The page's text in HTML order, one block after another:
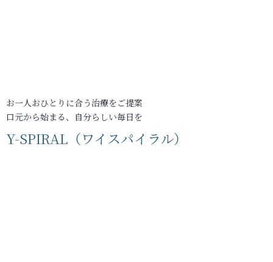
お一人おひとりに合う治療をご提案
口元から始まる、自分らしい毎日を
Y-SPIRAL（ワイスパイラル）